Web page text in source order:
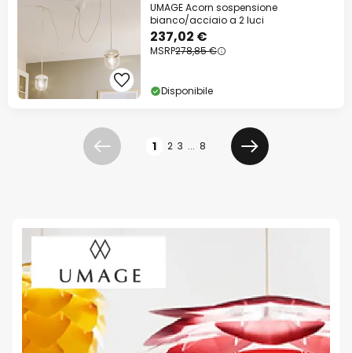
UMAGE Acorn sospensione
bianco/acciaio a 2 luci
237,02 €
MSRP278,85 €
Disponibile
Precedente 1 2 3 ... 8
Prossimo